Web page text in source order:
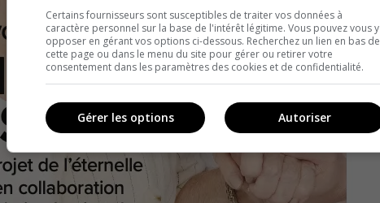
Certains fournisseurs sont susceptibles de traiter vos données à
caractère personnel sur la base de l'intérêt légitime. Vous pouvez vous y
opposer en gérant vos options ci-dessous. Recherchez un lien en bas de
cette page ou dans le menu du site pour gérer ou retirer votre
consentement dans les paramètres des cookies et de confidentialité.
Autoriser
Gérer les options